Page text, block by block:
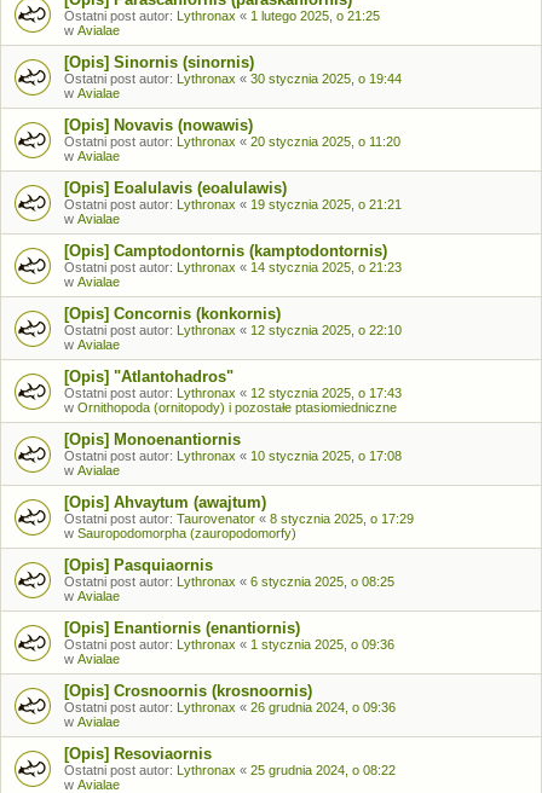
Ostatni post autor: Lythronax « 1 lutego 2025, o 21:25
w Avialae
[Opis] Sinornis (sinornis)
Ostatni post autor: Lythronax « 30 stycznia 2025, o 19:44
w Avialae
[Opis] Novavis (nowawis)
Ostatni post autor: Lythronax « 20 stycznia 2025, o 11:20
w Avialae
[Opis] Eoalulavis (eoalulawis)
Ostatni post autor: Lythronax « 19 stycznia 2025, o 21:21
w Avialae
[Opis] Camptodontornis (kamptodontornis)
Ostatni post autor: Lythronax « 14 stycznia 2025, o 21:23
w Avialae
[Opis] Concornis (konkornis)
Ostatni post autor: Lythronax « 12 stycznia 2025, o 22:10
w Avialae
[Opis] "Atlantohadros"
Ostatni post autor: Lythronax « 12 stycznia 2025, o 17:43
w Ornithopoda (ornitopody) i pozostałe ptasiomiedniczne
[Opis] Monoenantiornis
Ostatni post autor: Lythronax « 10 stycznia 2025, o 17:08
w Avialae
[Opis] Ahvaytum (awajtum)
Ostatni post autor: Taurovenator « 8 stycznia 2025, o 17:29
w Sauropodomorpha (zauropodomorfy)
[Opis] Pasquiaornis
Ostatni post autor: Lythronax « 6 stycznia 2025, o 08:25
w Avialae
[Opis] Enantiornis (enantiornis)
Ostatni post autor: Lythronax « 1 stycznia 2025, o 09:36
w Avialae
[Opis] Crosnoornis (krosnoornis)
Ostatni post autor: Lythronax « 26 grudnia 2024, o 09:36
w Avialae
[Opis] Resoviaornis
Ostatni post autor: Lythronax « 25 grudnia 2024, o 08:22
w Avialae